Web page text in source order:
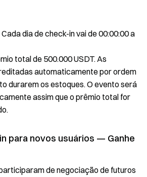
dia de check-in vai de 00:00:00 a
total de 500.000 USDT. As
automaticamente por ordem
durarem os estoques. O evento será
assim que o prêmio total for
para novos usuários — Ganhe
de negociação de futuros